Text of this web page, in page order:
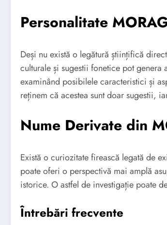
Personalitate
Deși nu există o legătură științifică
culturale și sugestii fonetice pot
examinând posibilele caracteristici și
reținem că acestea sunt doar sugestii,
Nume Derivate din
Există o curiozitate firească legată de
poate oferi o perspectivă mai amplă
istorice. O astfel de investigație poate
Întrebări frecvente